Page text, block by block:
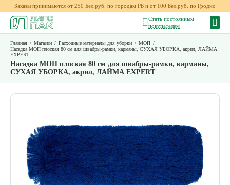
Заказы принимаются от 250 Бел.руб. по городам РБ и от 100 Бел.руб. по Гродно
Стать постоянным
покупателем
Главная / Магазин / Расходные материалы для уборки / МОП /
Насадка МОП плоская 80 см для швабры-рамки, карманы, СУХАЯ УБОРКА, акрил, ЛАЙМА
EXPERT
Насадка МОП плоская 80 см для швабры-рамки, карманы,
СУХАЯ УБОРКА, акрил, ЛАЙМА EXPERT